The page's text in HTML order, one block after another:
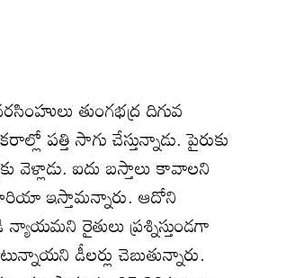
తుంగభద్ర దిగువ
పత్తి సాగు చేస్తున్నాడు. పైరుకు
ఐదు బస్తాలు కావాలని
ఇస్తామన్నారు. ఆదోని
రైతులు ప్రశ్నిస్తుండగా
డీలర్లు చెబుతున్నారు.